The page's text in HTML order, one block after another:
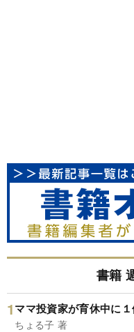
書籍
ママ投資家が育休中に
ちょる子 著